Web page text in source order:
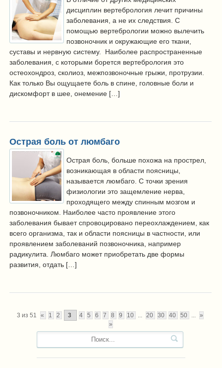
дисциплин вертебрология лечит причины
заболевания, а не их следствия. С
помощью вертебрологии можно вылечить
позвоночник и окружающие его ткани,
суставы и нервную систему. Наиболее распространенные
заболевания, с которыми борется вертебрология это
остеохондроз, сколиоз, межпозвоночные грыжи, протрузии.
Как только Вы ощущаете боль в спине, головные боли и
дискомфорт в шее, онемение […]
Острая боль от люмбаго
Острая боль, больше похожа на прострел,
возникающая в области поясницы,
называется люмбаго. С точки зрения
физиологии это защемление нерва,
проходящего между спинным мозгом и
позвоночником. Наиболее часто проявление этого
заболевания бывает спровоцировано переохлаждением, как
всего организма, так и области поясницы в частности, или
проявлением заболеваний позвоночника, например
радикулита. Люмбаго может приобретать две формы
развития, отдать […]
3 из 51 « 1 2 3 4 5 6 7 8 9 10 ... 20 30 40 50 ... »
»